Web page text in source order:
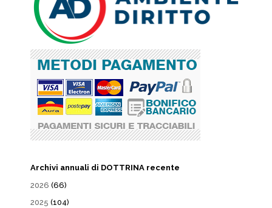
Archivi annuali di DOTTRINA recente
2026 (66)
2025 (104)